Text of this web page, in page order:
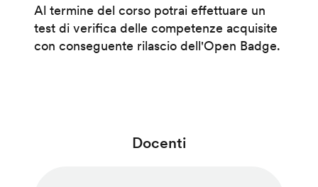
Al termine del corso potrai effettuare un
test di verifica delle competenze acquisite
con conseguente rilascio dell'Open Badge.
Docenti